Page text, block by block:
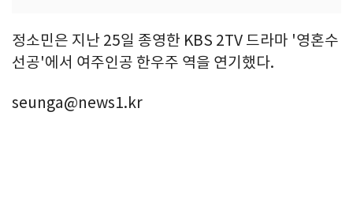
정소민은 지난 25일 종영한 KBS 2TV 드라마 '영혼수
선공'에서 여주인공 한우주 역을 연기했다.
seunga@news1.kr